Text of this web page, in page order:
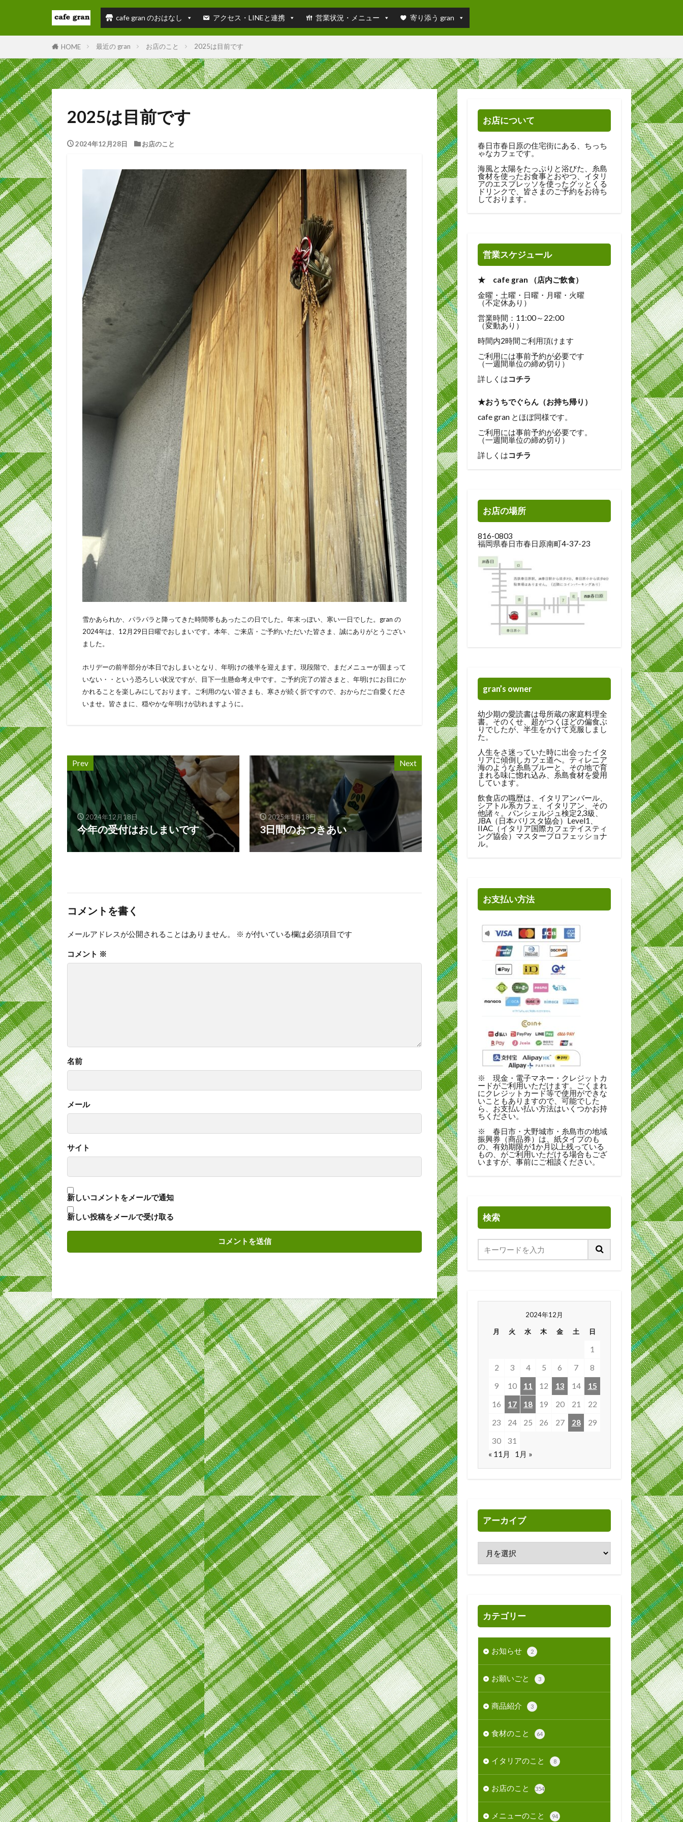
cafe gran のおはなし アクセス・LINEと連携 営業状況・メニュー 寄り添う gran
HOME 最近の gran お店のこと 2025は目前です
2025は目前です
2024年12月28日 お店のこと
雪かあられか、パラパラと降ってきた時間帯もあったこの日でした。年末っぽい、寒い一日でした。gran の
2024年は、12月29日日曜でおしまいです。本年、ご来店・ご予約いただいた皆さま、誠にありがとうござい
ました。
ホリデーの前半部分が本日でおしまいとなり、年明けの後半を迎えます。現段階で、まだメニューが固まって
いない・・という恐ろしい状況ですが、目下一生懸命考え中です。ご予約完了の皆さまと、年明けにお目にか
かれることを楽しみにしております。ご利用のない皆さまも、寒さが続く折ですので、おからだご自愛くださ
いませ。皆さまに、穏やかな年明けが訪れますように。
Prev
2024年12月18日
今年の受付はおしまいです
Next
2025年1月18日
3日間のおつきあい
コメントを書く
メールアドレスが公開されることはありません。 ※ が付いている欄は必須項目です
コメント ※
名前
メール
サイト
新しいコメントをメールで通知
新しい投稿をメールで受け取る
お店について
春日市春日原の住宅街にある、ちっち
ゃなカフェです。
海風と太陽をたっぷりと浴びた、糸島
食材を使ったお食事とおやつ、イタリ
アのエスプレッソを使ったグッとくる
ドリンクで、皆さまのご予約をお待ち
しております。
営業スケジュール
★ cafe gran （店内ご飲食）
金曜・土曜・日曜・月曜・火曜
（不定休あり）
営業時間：11:00～22:00
（変動あり）
時間内2時間ご利用頂けます
ご利用には事前予約が必要です
（一週間単位の締め切り）
詳しくはコチラ
★おうちでぐらん（お持ち帰り）
cafe gran とほぼ同様です。
ご利用には事前予約が必要です。
（一週間単位の締め切り）
詳しくはコチラ
お店の場所
816-0803
福岡県春日市春日原南町4-37-23
gran’s owner
幼少期の愛読書は母所蔵の家庭料理全
書。そのくせ、超がつくほどの偏食ぶ
りでしたが、半生をかけて克服しまし
た。
人生をさ迷っていた時に出会ったイタ
リアに傾倒しカフェ道へ。ティレニア
海のような糸島ブルーと、その地で育
まれる味に惚れ込み、糸島食材を愛用
しています。
飲食店の職歴は、イタリアンバール、
シアトル系カフェ、イタリアン、その
他諸々。パンシェルジュ検定2,3級、
JBA（日本バリスタ協会）Level1、
IIAC（イタリア国際カフェテイスティ
ング協会）マスタープロフェッショナ
ル。
お支払い方法
※ 現金・電子マネー・クレジットカ
ードがご利用いただけます。ごくまれ
にクレジットカード等で使用ができな
いこともありますので、可能でした
ら、お支払い払い方法はいくつかお持
ちください。
※ 春日市・大野城市・糸島市の地域
振興券（商品券）は、紙タイプのも
の、有効期限が1か月以上残っている
もの、がご利用いただける場合もござ
いますが、事前にご相談ください。
検索
2024年12月
月 火 水 木 金 土 日
1
2
3 4 5 6 7
8
9
10 11 12 13 14
15
16
17 18 19 20 21
22
23
24 25 26 27 28
29
30
31
« 11月
1月 »
アーカイブ
カテゴリー
お知らせ 2
お願いごと 3
商品紹介 3
食材のこと 64
イタリアのこと 8
お店のこと 354
メニューのこと 94